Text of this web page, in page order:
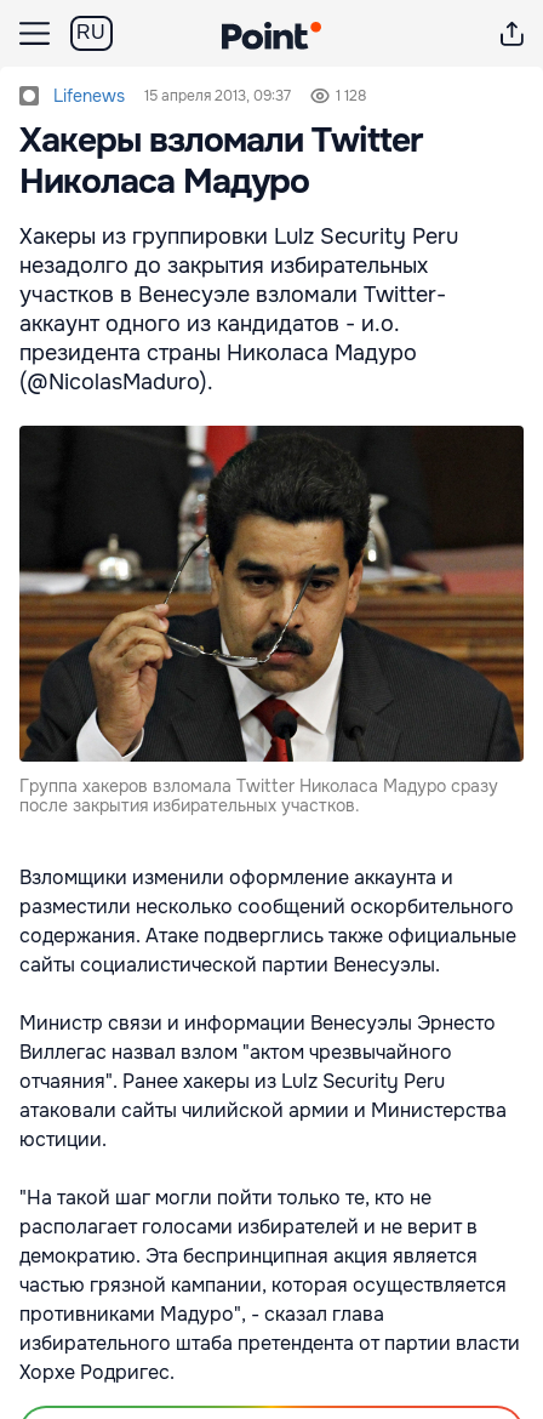
RU
Lifenews 15 апреля 2013, 09:37 1 128
Хакеры взломали Twitter
Николаса Мадуро
Хакеры из группировки Lulz Security Peru
незадолго до закрытия избирательных
участков в Венесуэле взломали Twitter-
аккаунт одного из кандидатов - и.о.
президента страны Николаса Мадуро
(@NicolasMaduro).
Группа хакеров взломала Twitter Николаса Мадуро сразу
после закрытия избирательных участков.
Взломщики изменили оформление аккаунта и
разместили несколько сообщений оскорбительного
содержания. Атаке подверглись также официальные
сайты социалистической партии Венесуэлы.
Министр связи и информации Венесуэлы Эрнесто
Виллегас назвал взлом "актом чрезвычайного
отчаяния". Ранее хакеры из Lulz Security Peru
атаковали сайты чилийской армии и Министерства
юстиции.
"На такой шаг могли пойти только те, кто не
располагает голосами избирателей и не верит в
демократию. Эта беспринципная акция является
частью грязной кампании, которая осуществляется
противниками Мадуро", - сказал глава
избирательного штаба претендента от партии власти
Хорхе Родригес.